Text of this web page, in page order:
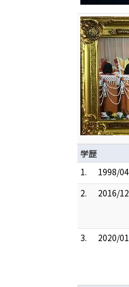
学歴
1.
1998/
2.
2016/
3. 2020/